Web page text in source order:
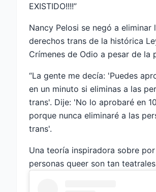
EXISTIDO!!!!”
Nancy Pelosi se negó a eliminar
derechos trans de la histórica
Crímenes de Odio a pesar de la
“La gente me decía: 'Puedes
en un minuto si eliminas a las
trans'. Dije: 'No lo aprobaré en
porque nunca eliminaré a las
trans'.
Una teoría inspiradora sobre
personas queer son tan